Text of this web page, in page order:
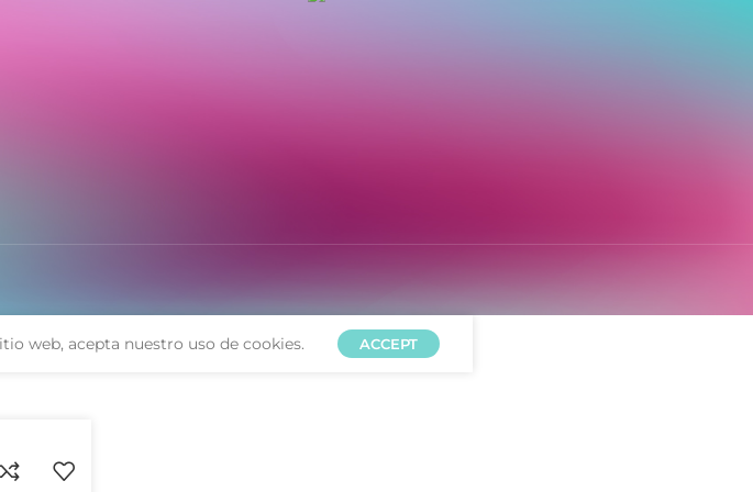
web, acepta nuestro uso de cookies. ACCEPT